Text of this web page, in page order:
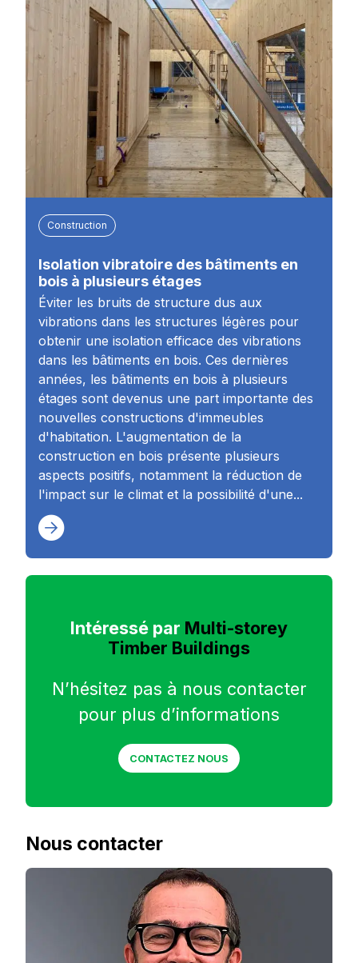
Construction
Isolation vibratoire des bâtiments en
bois à plusieurs étages
Éviter les bruits de structure dus aux
vibrations dans les structures légères pour
obtenir une isolation efficace des vibrations
dans les bâtiments en bois. Ces dernières
années, les bâtiments en bois à plusieurs
étages sont devenus une part importante des
nouvelles constructions d'immeubles
d'habitation. L'augmentation de la
construction en bois présente plusieurs
aspects positifs, notamment la réduction de
l'impact sur le climat et la possibilité d'une...
Intéressé par Multi-storey
Timber Buildings
N’hésitez pas à nous contacter
pour plus d’informations
CONTACTEZ NOUS
Nous contacter